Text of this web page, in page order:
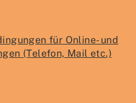
für Online- und
(Telefon, Mail etc.)